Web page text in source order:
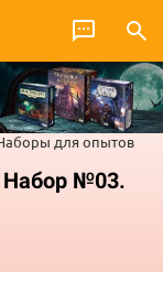
для опытов
Набор №03.